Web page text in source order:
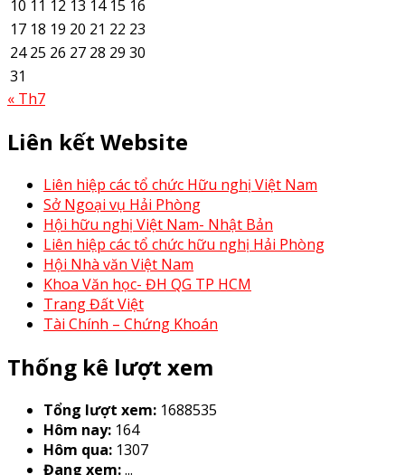
10 11 12 13 14 15 16
17 18 19 20 21 22 23
24 25 26 27 28 29 30
31
« Th7
Liên kết Website
Liên hiệp các tổ chức Hữu nghị Việt Nam
Sở Ngoại vụ Hải Phòng
Hội hữu nghị Việt Nam- Nhật Bản
Liên hiệp các tổ chức hữu nghị Hải Phòng
Hội Nhà văn Việt Nam
Khoa Văn học- ĐH QG TP HCM
Trang Đất Việt
Tài Chính – Chứng Khoán
Thống kê lượt xem
Tổng lượt xem: 1688535
Hôm nay: 164
Hôm qua: 1307
Đang xem:...